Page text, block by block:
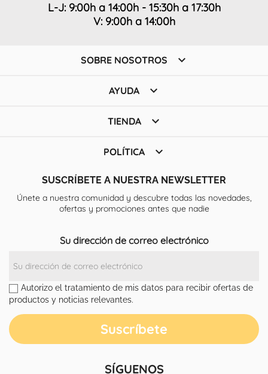
L-J: 9:00h a 14:00h - 15:30h a 17:30h
V: 9:00h a 14:00h
SOBRE NOSOTROS 
AYUDA 
TIENDA 
POLÍTICA 
SUSCRÍBETE A NUESTRA NEWSLETTER
Únete a nuestra comunidad y descubre todas las novedades,
ofertas y promociones antes que nadie
Su dirección de correo electrónico
Autorizo el tratamiento de mis datos para recibir ofertas de
productos y noticias relevantes.
SÍGUENOS